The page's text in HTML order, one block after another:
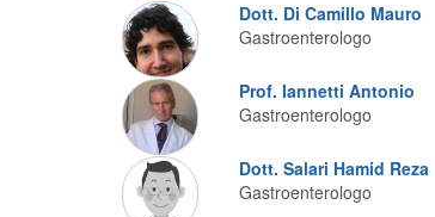
Dott. Di Camillo Mauro
Gastroenterologo
Prof. Iannetti Antonio
Gastroenterologo
Dott. Salari Hamid Reza
Gastroenterologo